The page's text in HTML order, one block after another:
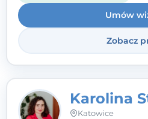
Umów
Zobacz
Karolina
Katowice